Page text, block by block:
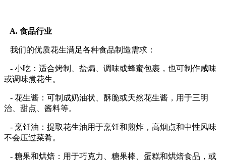
A. 食品行业
我们的优质花生满足各种食品制造需求：
- 小吃：适合烤制、盐焗、调味或蜂蜜包裹，也可制作咸味
或调味煮花生。
- 花生酱：可制成奶油状、酥脆或天然花生酱，用于三明
治、甜点、酱料等。
- 烹饪油：提取花生油用于烹饪和煎炸，高烟点和中性风味
不会压过菜肴。
- 糖果和烘焙：用于巧克力、糖果棒、蛋糕和烘焙食品，或